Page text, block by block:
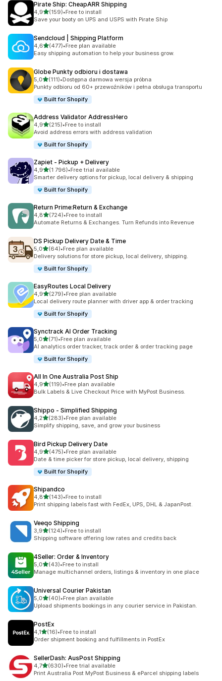
Pirate Ship: CheapARR Shipping
4,9na 5 gwiazdek
(159)
Łączna liczba recenzji: 159
•Free to install
Save your booty on UPS and USPS with Pirate Ship
Sendcloud | Shipping Platform
4,6na 5 gwiazdek
(477)
Łączna liczba recenzji: 477
•Free plan available
Easy shipping automation to help your business grow.
Globe Punkty odbioru i dostawa
5,0na 5 gwiazdek
(111)
Łączna liczba recenzji: 111
•Dostępna darmowa wersja próbna
Punkty odbioru od 60+ przewoźników i pełna obsługa transportu
Built for Shopify
Address Validator AddressHero
4,9na 5 gwiazdek
(215)
Łączna liczba recenzji: 215
•Free to install
Avoid address errors with address validation
Built for Shopify
Zapiet ‑ Pickup + Delivery
4,9na 5 gwiazdek
(1 796)
Łączna liczba recenzji: 1796
•Free trial available
Smarter delivery options for pickup, local delivery & shipping
Built for Shopify
Return Prime:Return & Exchange
4,8na 5 gwiazdek
(724)
Łączna liczba recenzji: 724
•Free to install
Automate Returns & Exchanges. Turn Refunds into Revenue
DS Pickup Delivery Date & Time
5,0na 5 gwiazdek
(64)
Łączna liczba recenzji: 64
•Free plan available
Delivery solutions for store pickup, local delivery, shipping.
Built for Shopify
EasyRoutes Local Delivery
4,9na 5 gwiazdek
(279)
Łączna liczba recenzji: 279
•Free plan available
Local delivery route planner with driver app & order tracking
Built for Shopify
Synctrack AI Order Tracking
5,0na 5 gwiazdek
(71)
Łączna liczba recenzji: 71
•Free plan available
AI analytics order tracker, track order & order tracking page
Built for Shopify
All In One Australia Post Ship
4,9na 5 gwiazdek
(119)
Łączna liczba recenzji: 119
•Free plan available
Bulk Labels & Live Checkout Price with MyPost Business.
Shippo ‑ Simplified Shipping
4,2na 5 gwiazdek
(283)
Łączna liczba recenzji: 283
•Free plan available
Simplify shipping, save, and grow your business
Bird Pickup Delivery Date
4,9na 5 gwiazdek
(475)
Łączna liczba recenzji: 475
•Free plan available
Date & time picker for store pickup, local delivery, shipping
Built for Shopify
Shipandco
4,8na 5 gwiazdek
(143)
Łączna liczba recenzji: 143
•Free to install
Print shipping labels fast with FedEx, UPS, DHL & JapanPost.
Veeqo Shipping
3,9na 5 gwiazdek
(124)
Łączna liczba recenzji: 124
•Free to install
Shipping software offering low rates and credits back
4Seller: Order & Inventory
5,0na 5 gwiazdek
(43)
Łączna liczba recenzji: 43
•Free to install
Manage multichannel orders, listings & inventory in one place
Universal Courier Pakistan
5,0na 5 gwiazdek
(40)
Łączna liczba recenzji: 40
•Free plan available
Upload shipments bookings in any courier service in Pakistan.
PostEx
4,1na 5 gwiazdek
(16)
Łączna liczba recenzji: 16
•Free to install
Order shipment booking and fulfillments in PostEx
SellerDash: AusPost Shipping
4,7na 5 gwiazdek
(630)
Łączna liczba recenzji: 630
•Free trial available
Print Australia Post MyPost Business & eParcel shipping labels